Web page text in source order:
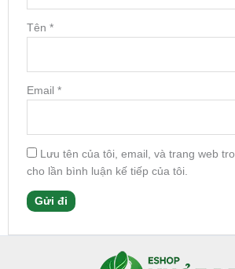
Tên *
Email *
Lưu tên của tôi, email, và trang web
cho lần bình luận kế tiếp của tôi.